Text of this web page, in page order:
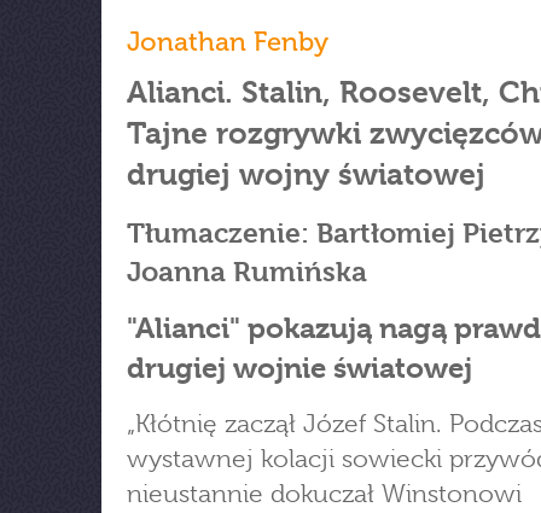
Jonathan Fenby
Alianci. Stalin, Roosevelt,
Tajne rozgrywki
drugiej wojny światowej
Tłumaczenie: Bartłomiej
Joanna Rumińska
"Alianci" pokazują nagą
drugiej wojnie światowej
„Kłótnię zaczął Józef Stalin.
wystawnej kolacji sowiecki
nieustannie dokuczał Winstonowi